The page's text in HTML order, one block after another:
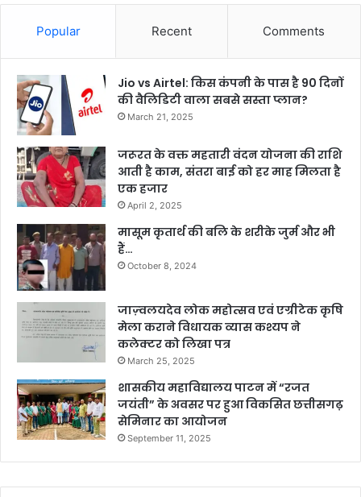
Popular Recent Comments
Jio vs Airtel: किस कंपनी के पास है 90 दिनों
की वैलिडिटी वाला सबसे सस्ता प्लान?
March 21, 2025
जरूरत के वक्त महतारी वंदन योजना की राशि
आती है काम, संतरा बाई को हर माह मिलता है
एक हजार
April 2, 2025
मासूम कृतार्थ की बलि के शरीके जुर्म और भी
हैं…
October 8, 2024
जाज़्वलयदेव लोक महोत्सव एवं एग्रीटेक कृषि
मेला कराने विधायक व्यास कश्यप ने
कलेक्टर को लिखा पत्र
March 25, 2025
शासकीय महाविद्यालय पाटन में “रजत
जयंती” के अवसर पर हुआ विकसित छत्तीसगढ़
सेमिनार का आयोजन
September 11, 2025